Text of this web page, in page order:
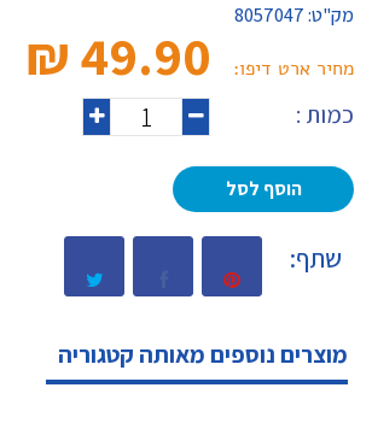
מק"ט:8057047
מחיר ארט דיפו: 49.90 ₪‎
כמות :
הוסף לסל
שתף:
מוצרים נוספים מאותה קטגוריה